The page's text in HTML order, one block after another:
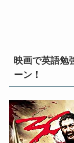
映画で英語勉
ーン！